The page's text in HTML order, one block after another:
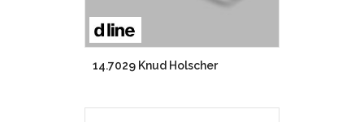
14.7029 Knud Holscher